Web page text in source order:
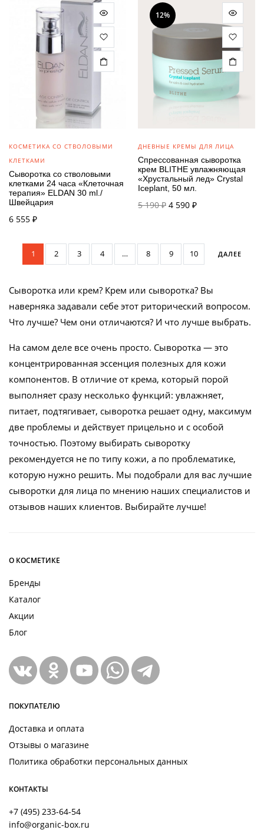
КОСМЕТИКА СО СТВОЛОВЫМИ
КЛЕТКАМИ
Сыворотка со стволовыми
клетками 24 часа «Клеточная
терапия» ELDAN 30 ml./
Швейцария
6 555 ₽
12%
ДНЕВНЫЕ КРЕМЫ ДЛЯ ЛИЦА
Спрессованная сыворотка
крем BLITHE увлажняющая
«Хрустальный лед» Crystal
Iceplant, 50 мл.
5 190₽ Первоначальная
4 590 ₽Текущая
1 2 3 4 … 8 9 10 ДАЛЕЕ
Сыворотка или крем? Крем или сыворотка? Вы
наверняка задавали себе этот риторический вопросом.
Что лучше? Чем они отличаются? И что лучше выбрать.
На самом деле все очень просто. Сыворотка — это
концентрированная эссенция полезных для кожи
компонентов. В отличие от крема, который порой
выполняет сразу несколько функций: увлажняет,
питает, подтягивает, сыворотка решает одну, максимум
две проблемы и действует прицельно и с особой
точностью. Поэтому выбирать сыворотку
рекомендуется не по типу кожи, а по проблематике,
которую нужно решить. Мы подобрали для вас лучшие
сыворотки для лица по мнению наших специалистов и
отзывов наших клиентов. Выбирайте лучше!
О КОСМЕТИКЕ
Бренды
Каталог
Акции
Блог
ПОКУПАТЕЛЮ
Доставка и оплата
Отзывы о магазине
Политика обработки персональных данных
КОНТАКТЫ
+7 (495) 233-64-54
info@organic-box.ru